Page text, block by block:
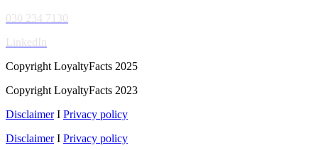
030 234 7130
LinkedIn
Copyright LoyaltyFacts 2025
Copyright LoyaltyFacts 2023
DisclaimerI Privacy policy
DisclaimerI Privacy policy